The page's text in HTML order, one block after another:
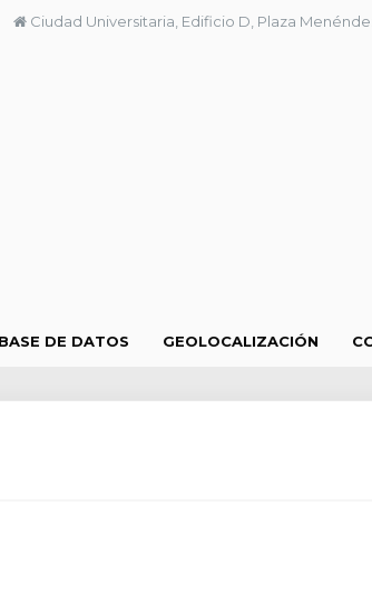
Ciudad Universitaria, Edificio D, Plaza
BASE DE DATOS GEOLOCALIZACIÓN